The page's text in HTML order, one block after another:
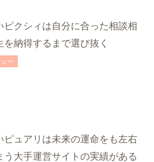
ピクシィは自分に合った相談相
を納得するまで選び抜く
ー
ピュアリは未来の運命をも左右
う大手運営サイトの実績がある